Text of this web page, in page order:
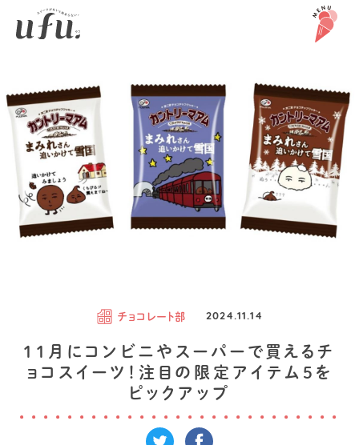
チョコレート部 2024.11.14
11月にコンビニやスーパーで買えるチ
ョコスイーツ！注目の限定アイテム5を
ピックアップ